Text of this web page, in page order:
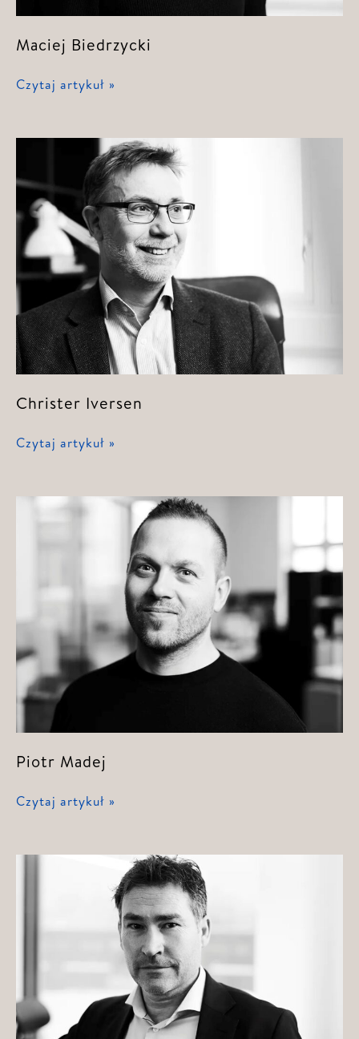
Maciej Biedrzycki
Maciej
Czytaj artykuł »
Christer Iversen
Christer
Czytaj artykuł »
Piotr Madej
Piotr
Czytaj artykuł »